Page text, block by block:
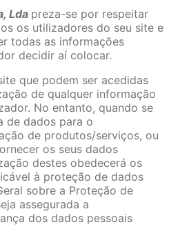
Lda preza-se por respeitar
os utilizadores do seu site e
todas as informações
decidir aí colocar.
que podem ser acedidas
de qualquer informação
No entanto, quando se
de dados para o
de produtos/serviços, ou
os seus dados
destes obedecerá os
à proteção de dados
sobre a Proteção de
assegurada a
dos dados pessoais